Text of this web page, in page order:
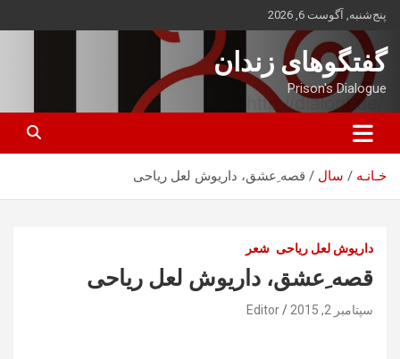
محتوا
بروید
پنج‌شنبه, آگوست 6, 2026
گفتگوهای زندان
Prison's Dialogue
خـانـه سال قصه ِعشق، داریوش لعل ریاحی
داریوش لعل ریاحی شعر
قصه ِعشق، داریوش لعل ریاحی
سپتامبر 2, 2015 Editor